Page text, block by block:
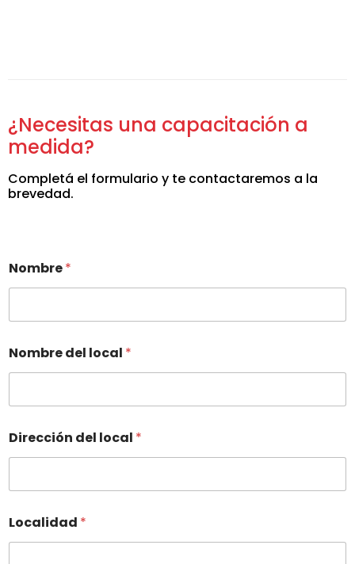
¿Necesitas una capacitación a
medida?
Completá el formulario y te contactaremos a la
brevedad.
Nombre*
Nombre del local *
Dirección del local *
Localidad *